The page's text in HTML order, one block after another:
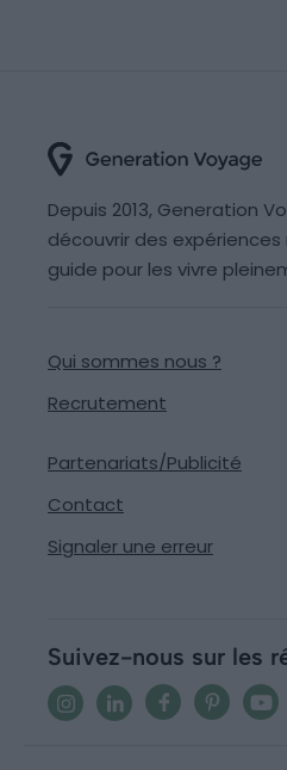
Depuis 2013, Generation
découvrir des
guide pour les vivre
Qui sommes nous ?
Recrutement
Partenariats/Publicité
Contact
Signaler une erreur
Suivez-nous sur les